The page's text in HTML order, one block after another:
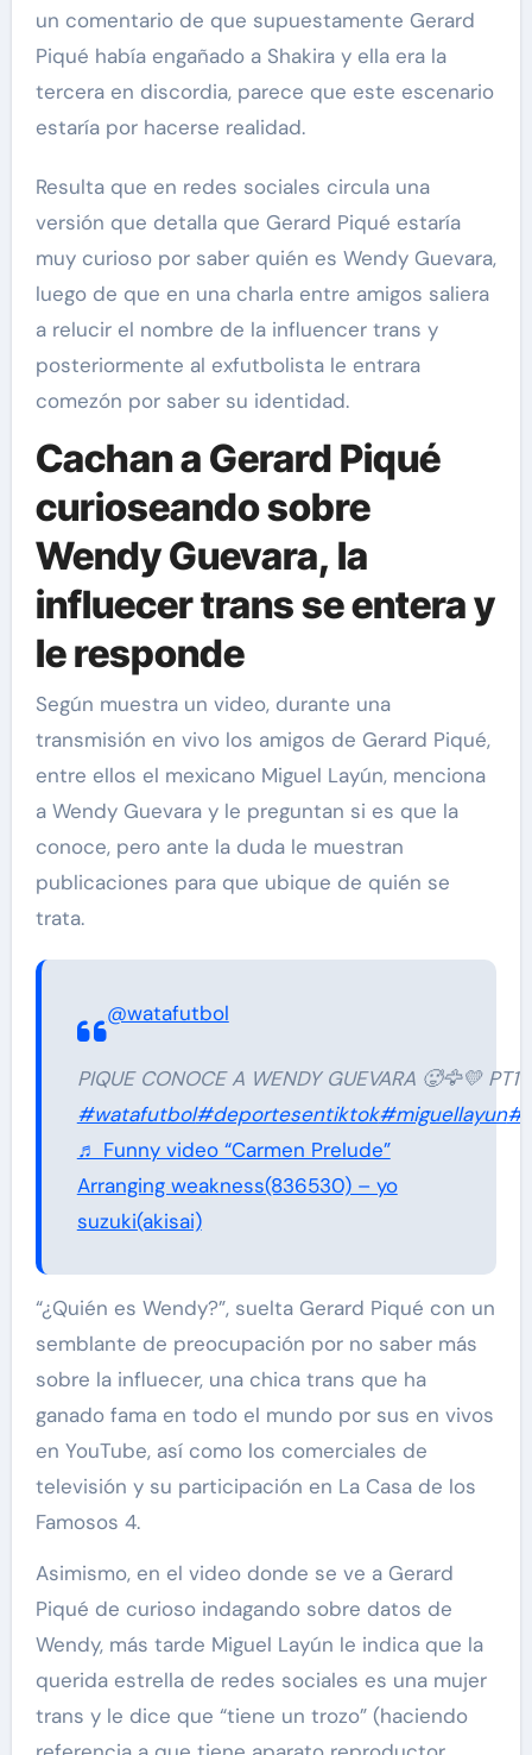
un comentario de que supuestamente Gerard
Piqué había engañado a Shakira y ella era la
tercera en discordia, parece que este escenario
estaría por hacerse realidad.
Resulta que en redes sociales circula una
versión que detalla que Gerard Piqué estaría
muy curioso por saber quién es Wendy Guevara,
luego de que en una charla entre amigos saliera
a relucir el nombre de la influencer trans y
posteriormente al exfutbolista le entrara
comezón por saber su identidad.
Cachan a Gerard Piqué
curioseando sobre
Wendy Guevara, la
influecer trans se entera y
le responde
Según muestra un video, durante una
transmisión en vivo los amigos de Gerard Piqué,
entre ellos el mexicano Miguel Layún, menciona
a Wendy Guevara y le preguntan si es que la
conoce, pero ante la duda le muestran
publicaciones para que ubique de quién se
trata.
@watafutbol
PIQUE CONOCE A WENDY GUEVARA 🥵🦅💛 PT1
#watafutbol#deportesentiktok#miguellayun
♬ Funny video “Carmen Prelude”
Arranging weakness(836530) – yo
suzuki(akisai)
“¿Quién es Wendy?”, suelta Gerard Piqué con un
semblante de preocupación por no saber más
sobre la influecer, una chica trans que ha
ganado fama en todo el mundo por sus en vivos
en YouTube, así como los comerciales de
televisión y su participación en La Casa de los
Famosos 4.
Asimismo, en el video donde se ve a Gerard
Piqué de curioso indagando sobre datos de
Wendy, más tarde Miguel Layún le indica que la
querida estrella de redes sociales es una mujer
trans y le dice que “tiene un trozo” (haciendo